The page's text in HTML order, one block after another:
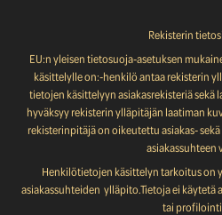
Rekisterin
EU:n yleisen tietosuoja-asetuksen
käsittelylle on:-henkilö antaa rekisterin
tietojen käsittelyyn asiakasrekisteriä
hyväksyy rekisterin ylläpitäjän laatiman
rekisterinpitäjä on oikeutettu asiakas-
asiakassuhteen
Henkilötietojen käsittelyn tarkoitus on
asiakassuhteiden ylläpito.Tietoja ei
tai